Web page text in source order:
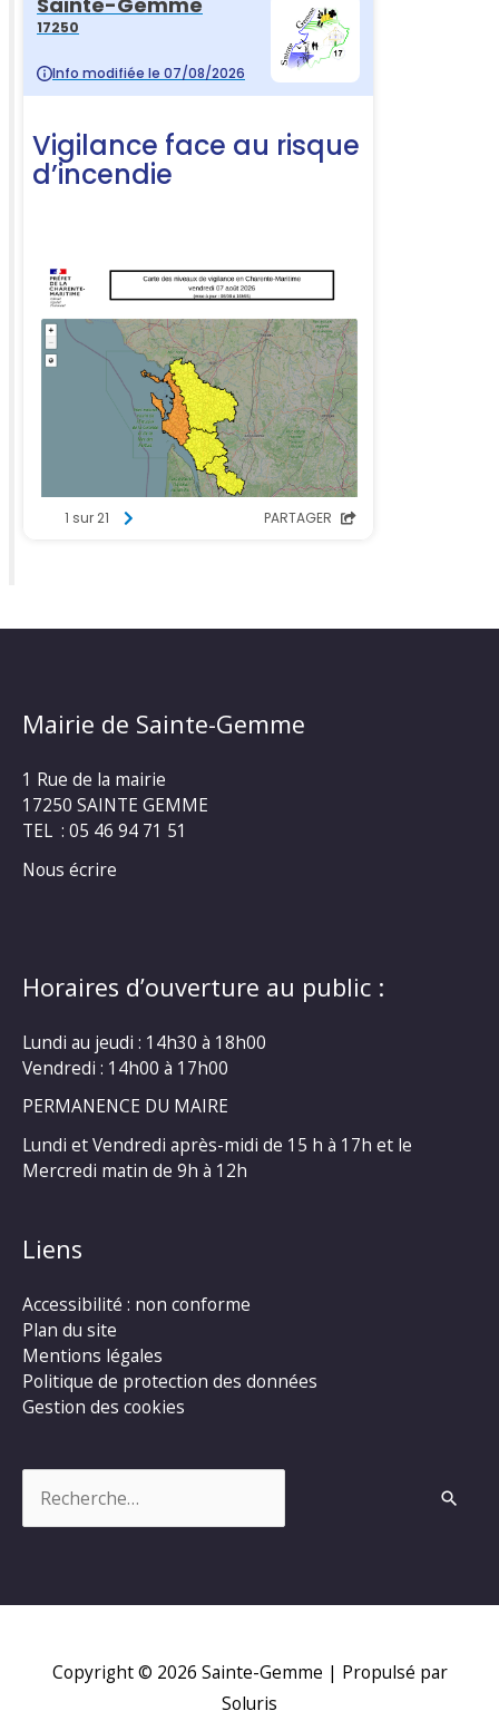
Mairie de Sainte-Gemme
1 Rue de la mairie
17250 SAINTE GEMME
TEL : 05 46 94 71 51
Nous écrire
Horaires d’ouverture au public :
Lundi au jeudi : 14h30 à 18h00
Vendredi : 14h00 à 17h00
PERMANENCE DU MAIRE
Lundi et Vendredi après-midi de 15 h à 17h et le
Mercredi matin de 9h à 12h
Liens
Accessibilité : non conforme
Plan du site
Mentions légales
Politique de protection des données
Gestion des cookies
Copyright © 2026 Sainte-Gemme | Propulsé par
Soluris